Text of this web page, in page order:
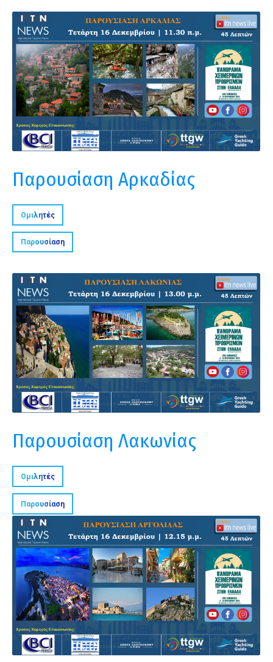
Παρουσίαση Αρκαδίας
Ομιλητές
Παρουσίαση
Παρουσίαση Λακωνίας
Ομιλητές
Παρουσίαση